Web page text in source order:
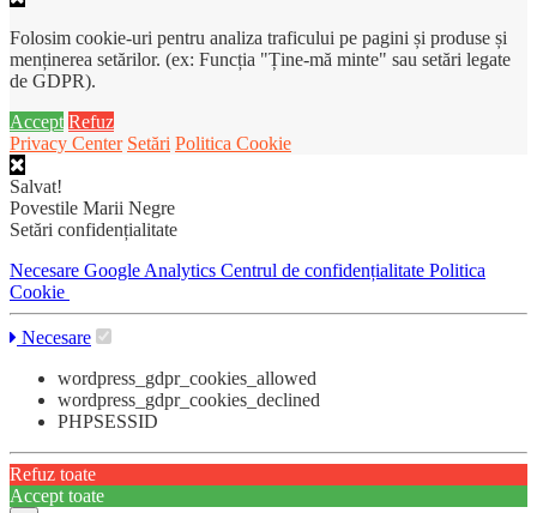
Folosim cookie-uri pentru analiza traficului pe pagini și produse și
menținerea setărilor. (ex: Funcția "Ține-mă minte" sau setări legate
de GDPR).
Accept Refuz
Privacy Center Setări Politica Cookie
Salvat!
Povestile Marii Negre
Setări confidențialitate
Necesare Google Analytics Centrul de confidențialitate Politica
Cookie
Necesare
wordpress_gdpr_cookies_allowed
wordpress_gdpr_cookies_declined
PHPSESSID
Refuz toate
Accept toate